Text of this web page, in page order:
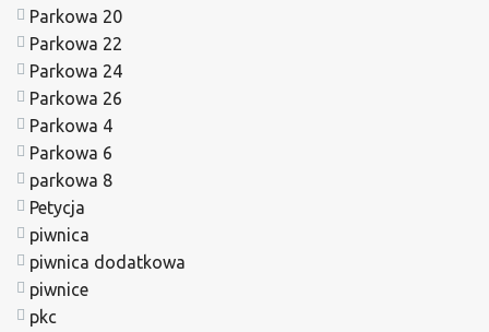
Parkowa 20
Parkowa 22
Parkowa 24
Parkowa 26
Parkowa 4
Parkowa 6
parkowa 8
Petycja
piwnica
piwnica dodatkowa
piwnice
pkc